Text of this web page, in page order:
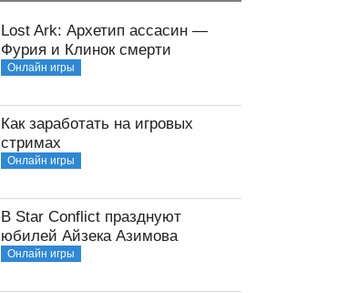
Lost Ark: Архетип ассасин —
Фурия и Клинок смерти
Онлайн игры
Как заработать на игровых
стримах
Онлайн игры
В Star Conflict празднуют
юбилей Айзека Азимова
Онлайн игры